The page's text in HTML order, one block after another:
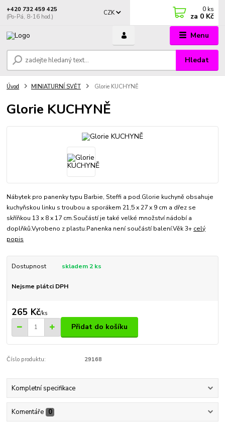
Menu
CZK
Hledat
+420 732 459 425
(Po-Pá, 8-16 hod.)
0 ks
za 0 Kč
Úvod MINIATURNÍ SVĚT Glorie KUCHYNĚ
Glorie KUCHYNĚ
Nábytek pro panenky typu Barbie, Steffi a pod.Glorie kuchyně obsahuje
kuchyňskou linku s troubou a sporákem 21,5 x 27 x 9 cm a dřez se
skříňkou 13 x 8 x 17 cm.Součástí je také velké množství nádobí a
doplňků.Vyrobeno z plastu.Panenka není součástí balení.Věk 3+ celý
popis
Dostupnost skladem 2 ks
Nejsme plátci DPH
265 Kč/ks
Přidat do košíku
Číslo produktu: 29168
Kompletní specifikace
Komentáře 0